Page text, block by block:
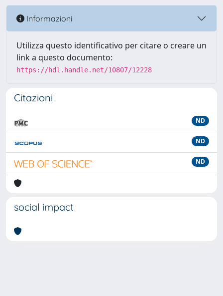
Informazioni
Utilizza questo identificativo per citare o creare un
link a questo documento:
https://hdl.handle.net/10807/12228
Citazioni
ND
ND
ND
social impact